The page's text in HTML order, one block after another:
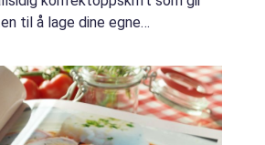
til å lage dine egne
gi deg en omfattende og